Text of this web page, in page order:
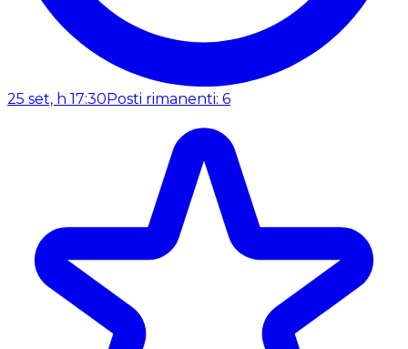
25 set, h 17:30Posti rimanenti: 6